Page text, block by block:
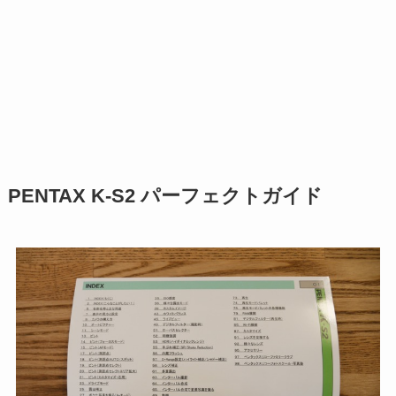
PENTAX K-S2 パーフェクトガイド